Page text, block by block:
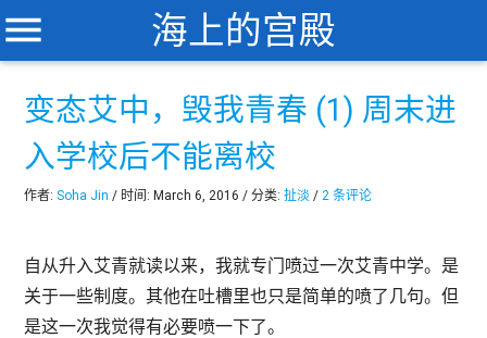
海上的宫殿
menu
变态艾中，毁我青春 (1) 周末进
入学校后不能离校
作者:Soha Jin / 时间: March 6, 2016 / 分类:扯淡 /2 条评论
自从升入艾青就读以来，我就专门喷过一次艾青中学。是
关于一些制度。其他在吐槽里也只是简单的喷了几句。但
是这一次我觉得有必要喷一下了。